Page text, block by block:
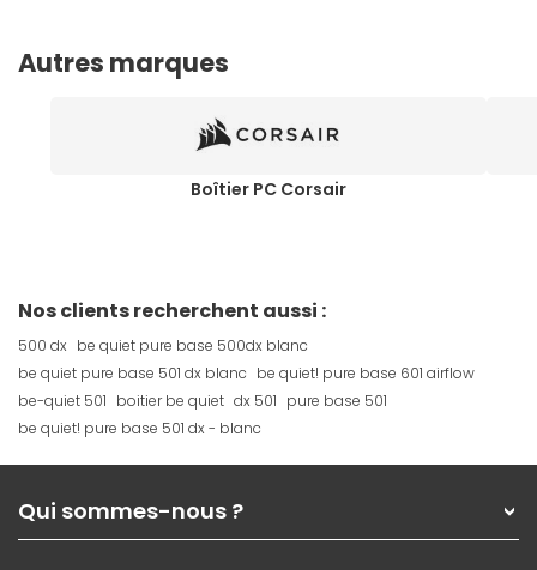
Autres marques
Boîtier PC Corsair
Nos clients recherchent aussi :
500 dx be quiet pure base 500dx blanc
be quiet pure base 501 dx blanc be quiet! pure base 601 airflow
be-quiet 501 boitier be quiet dx 501 pure base 501
be quiet! pure base 501 dx - blanc
Qui sommes-nous ?